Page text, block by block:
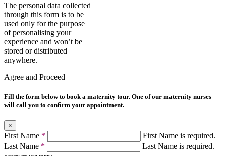
The personal data collected
through this form is to be
used only for the purpose
of personalising your
experience and won’t be
stored or distributed
anywhere.
Agree and Proceed
Fill the form below to book a maternity tour. One of our maternity nurses
will call you to confirm your appointment.
×
First Name *
First Name is required.
Last Name * Last Name is required.